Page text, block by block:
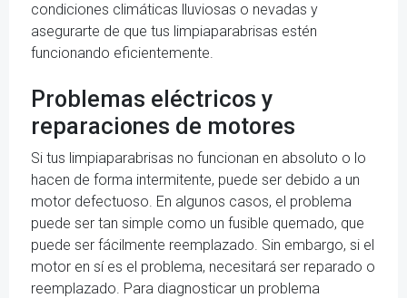
condiciones climáticas lluviosas o nevadas y
asegurarte de que tus limpiaparabrisas estén
funcionando eficientemente.
Problemas eléctricos y
reparaciones de motores
Si tus limpiaparabrisas no funcionan en absoluto o lo
hacen de forma intermitente, puede ser debido a un
motor defectuoso. En algunos casos, el problema
puede ser tan simple como un fusible quemado, que
puede ser fácilmente reemplazado. Sin embargo, si el
motor en sí es el problema, necesitará ser reparado o
reemplazado. Para diagnosticar un problema